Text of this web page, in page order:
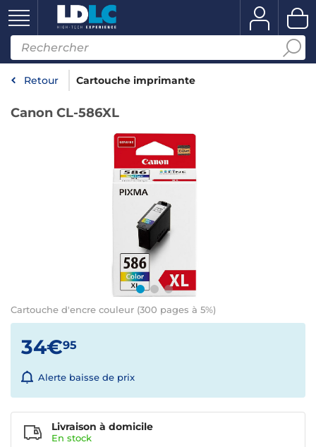
Retour Cartouche imprimante
Canon CL-586XL
Cartouche d'encre couleur (300 pages à 5%)
34€95
Alerte baisse de prix
Livraison à domicile
En stock